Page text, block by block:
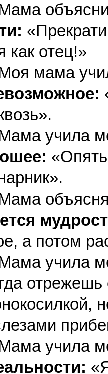
как отец!»
мама
учила
а потом
учила
отрежешь
учила